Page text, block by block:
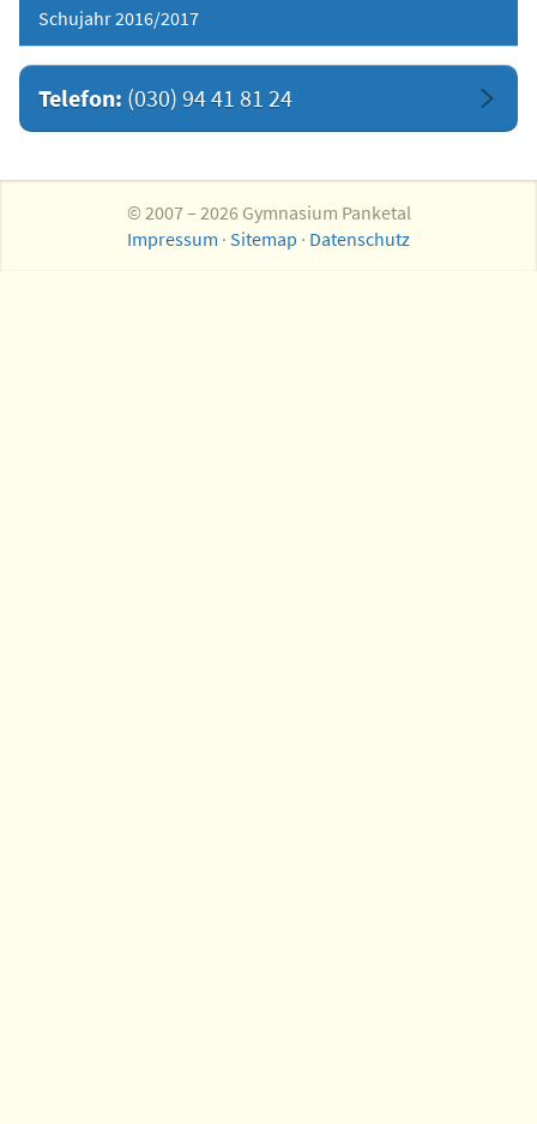
Schujahr 2016/2017
Telefon: (030) 94 41 81 24
© 2007 – 2026 Gymnasium Panketal
Impressum · Sitemap · Datenschutz